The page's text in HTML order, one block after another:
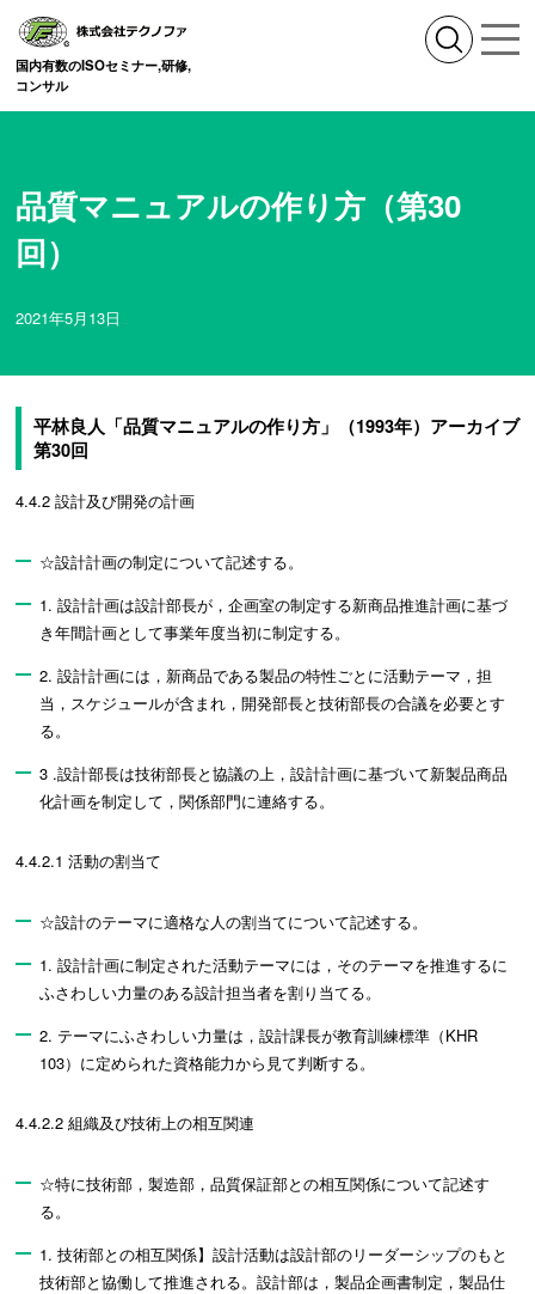
国内有数のISOセミナー,研修,
コンサル
品質マニュアルの作り方（第30
回）
2021年5月13日
平林良人「品質マニュアルの作り方」（1993年）アーカイブ
第30回
4.4.2 設計及び開発の計画
☆設計計画の制定について記述する。
1. 設計計画は設計部長が，企画室の制定する新商品推進計画に基づ
き年間計画として事業年度当初に制定する。
2. 設計計画には，新商品である製品の特性ごとに活動テーマ，担
当，スケジュールが含まれ，開発部長と技術部長の合議を必要とす
る。
3 .設計部長は技術部長と協議の上，設計計画に基づいて新製品商品
化計画を制定して，関係部門に連絡する。
4.4.2.1 活動の割当て
☆設計のテーマに適格な人の割当てについて記述する。
1. 設計計画に制定された活動テーマには，そのテーマを推進するに
ふさわしい力量のある設計担当者を割り当てる。
2. テーマにふさわしい力量は，設計課長が教育訓練標準（KHR
103）に定められた資格能力から見て判断する。
4.4.2.2 組織及び技術上の相互関連
☆特に技術部，製造部，品質保証部との相互関係について記述す
る。
1. 技術部との相互関係】設計活動は設計部のリーダーシップのもと
技術部と協働して推進される。設計部は，製品企画書制定，製品仕